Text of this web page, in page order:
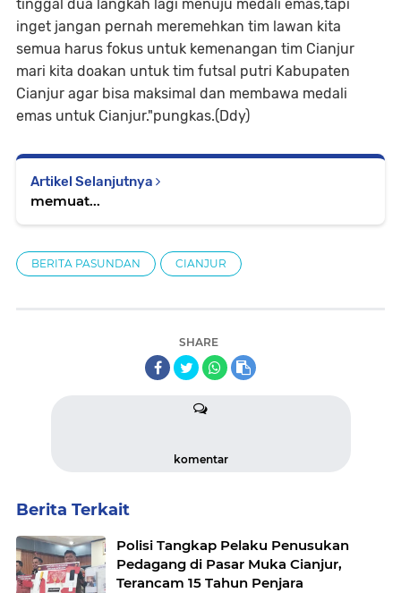
tinggal dua langkah lagi menuju medali emas,tapi
inget jangan pernah meremehkan tim lawan kita
semua harus fokus untuk kemenangan tim Cianjur
mari kita doakan untuk tim futsal putri Kabupaten
Cianjur agar bisa maksimal dan membawa medali
emas untuk Cianjur."pungkas.(Ddy)
Artikel Selanjutnya
memuat...
BERITA PASUNDAN CIANJUR
SHARE
komentar
Berita Terkait
Polisi Tangkap Pelaku Penusukan
Pedagang di Pasar Muka Cianjur,
Terancam 15 Tahun Penjara